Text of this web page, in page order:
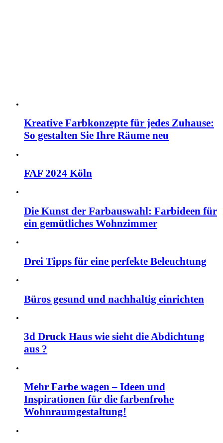
Kreative Farbkonzepte für jedes Zuhause:
So gestalten Sie Ihre Räume neu
FAF 2024 Köln
Die Kunst der Farbauswahl: Farbideen für
ein gemütliches Wohnzimmer
Drei Tipps für eine perfekte Beleuchtung
Büros gesund und nachhaltig einrichten
3d Druck Haus wie sieht die Abdichtung
aus ?
Mehr Farbe wagen – Ideen und
Inspirationen für die farbenfrohe
Wohnraumgestaltung!